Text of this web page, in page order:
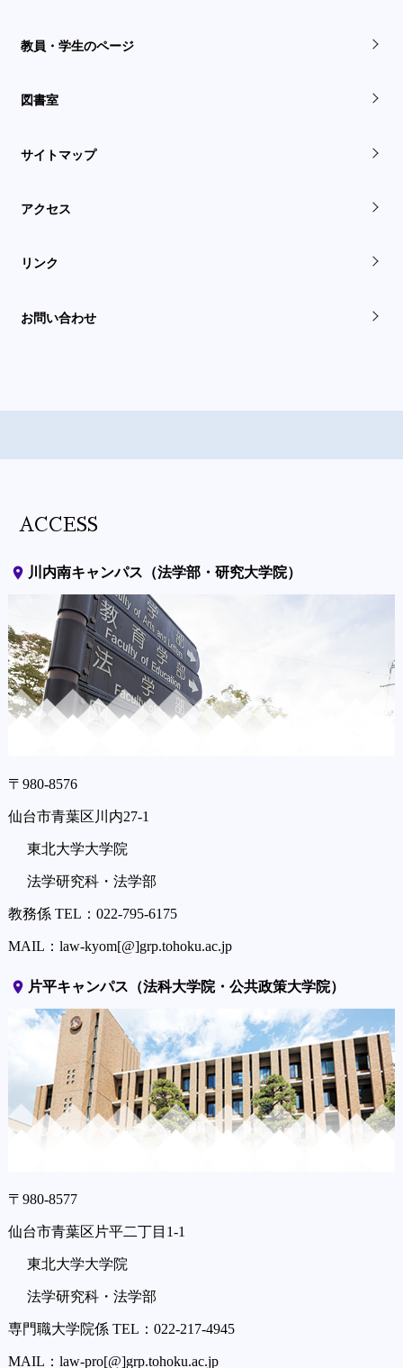
教員・学生のページ
図書室
サイトマップ
アクセス
リンク
お問い合わせ
ACCESS
place 川内南キャンパス（法学部・研究大学院）
〒980-8576
仙台市青葉区川内27-1
東北大学大学院
法学研究科・法学部
教務係 TEL：022-795-6175
MAIL：law-kyom[@]grp.tohoku.ac.jp
place 片平キャンパス（法科大学院・公共政策大学院）
〒980-8577
仙台市青葉区片平二丁目1-1
東北大学大学院
法学研究科・法学部
専門職大学院係 TEL：022-217-4945
MAIL：law-pro[@]grp.tohoku.ac.jp